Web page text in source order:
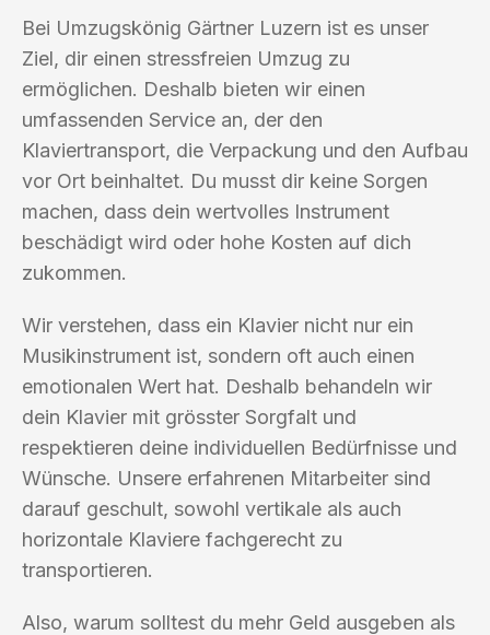
Bei Umzugskönig Gärtner Luzern ist es unser
Ziel, dir einen stressfreien Umzug zu
ermöglichen. Deshalb bieten wir einen
umfassenden Service an, der den
Klaviertransport, die Verpackung und den Aufbau
vor Ort beinhaltet. Du musst dir keine Sorgen
machen, dass dein wertvolles Instrument
beschädigt wird oder hohe Kosten auf dich
zukommen.
Wir verstehen, dass ein Klavier nicht nur ein
Musikinstrument ist, sondern oft auch einen
emotionalen Wert hat. Deshalb behandeln wir
dein Klavier mit grösster Sorgfalt und
respektieren deine individuellen Bedürfnisse und
Wünsche. Unsere erfahrenen Mitarbeiter sind
darauf geschult, sowohl vertikale als auch
horizontale Klaviere fachgerecht zu
transportieren.
Also, warum solltest du mehr Geld ausgeben als